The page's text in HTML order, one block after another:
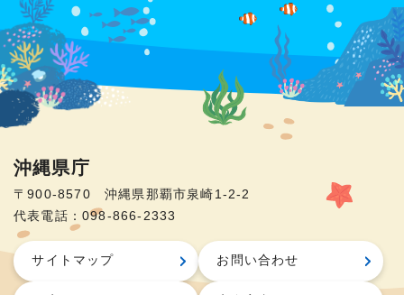
沖縄県庁
〒900-8570 沖縄県那覇市泉崎1-2-2
代表電話：098-866-2333
サイトマップ お問い合わせ